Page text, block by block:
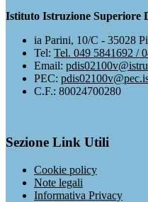
Istituto Istruzione Superiore
ia Parini, 10/C - 35028
Tel: Tel. 049 5841692 /
Email:
PEC:
C.F.: 80024700280
Sezione Link Utili
Cookie policy
Note legali
Informativa Privacy